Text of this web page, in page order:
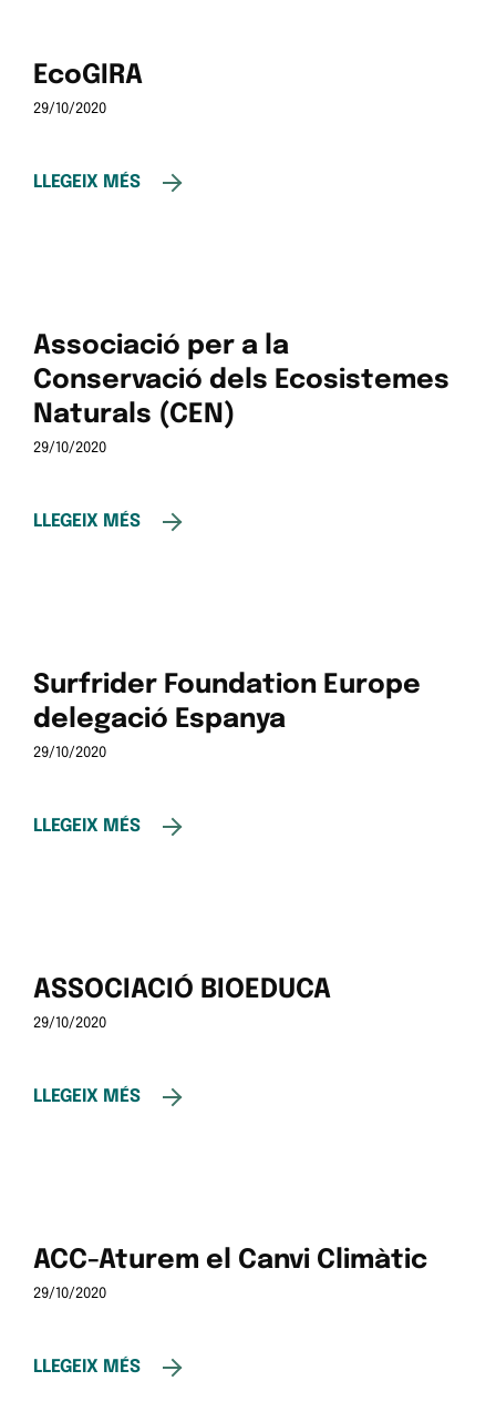
EcoGIRA
29/10/2020
LLEGEIX MÉS
Associació per a la
Conservació dels Ecosistemes
Naturals (CEN)
29/10/2020
LLEGEIX MÉS
Surfrider Foundation Europe
delegació Espanya
29/10/2020
LLEGEIX MÉS
ASSOCIACIÓ BIOEDUCA
29/10/2020
LLEGEIX MÉS
ACC-Aturem el Canvi Climàtic
29/10/2020
LLEGEIX MÉS